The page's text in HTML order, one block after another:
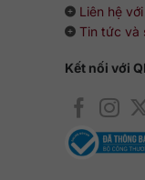
Liên hệ
Tin tức và
Kết nối với